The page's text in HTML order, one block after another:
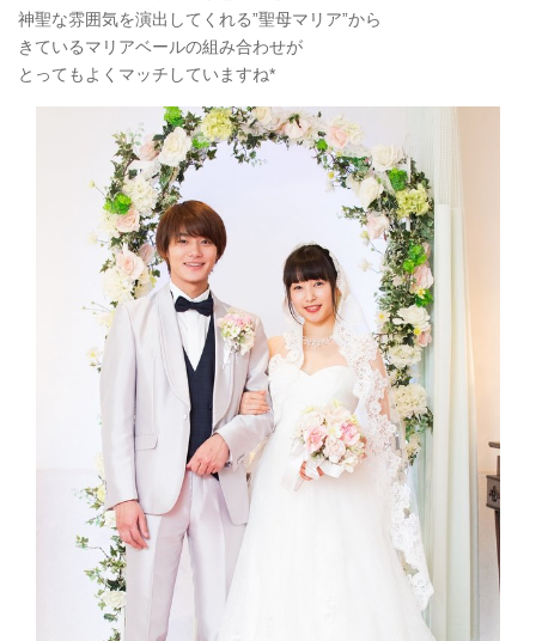
神聖な雰囲気を演出してくれる”聖母マリア”から
きているマリアベールの組み合わせが
とってもよくマッチしていますね*